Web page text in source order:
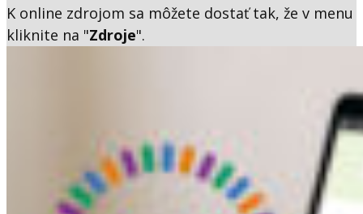
K online zdrojom sa môžete dostať tak, že v menu
kliknite na "Zdroje".